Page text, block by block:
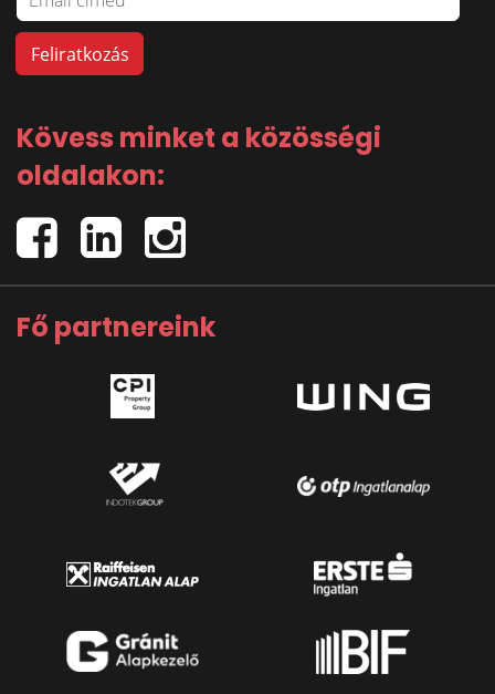
Kövess minket a közösségi
oldalakon:
Fő partnereink